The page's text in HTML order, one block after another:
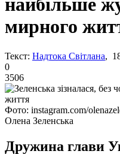
найбільше
мирного
Текст: Надтока Світлана,
0
3506
Фото: instagram.com/
Олена Зеленська
Дружина глави